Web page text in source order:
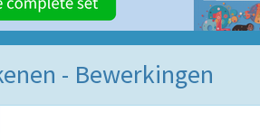
- Bewerkingen